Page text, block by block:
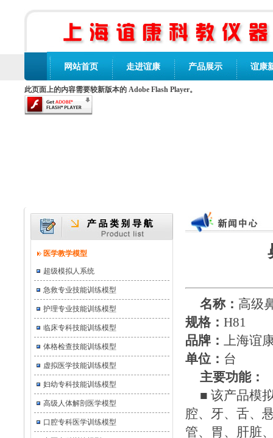
网站首页 走进谊康 产品展示 谊康
此页面上的内容需要较新版本的 Adobe Flash Player。
医学教学模型
超级模拟人系统
急救专业技能训练模型
护理专业技能训练模型
临床专科技能训练模型
体格检查技能训练模型
虚拟医学技能训练模型
妇幼专科技能训练模型
高级人体解剖医学模型
口腔专科医学训练模型
名称： 高级
规格： H81
品牌： 上海谊
单位： 台
主要功能：
■ 该产品模
腔、牙、舌、
管、胃、肝脏